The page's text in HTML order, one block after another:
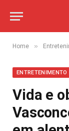
Home »
ENTRETENIMENTO
Vida e